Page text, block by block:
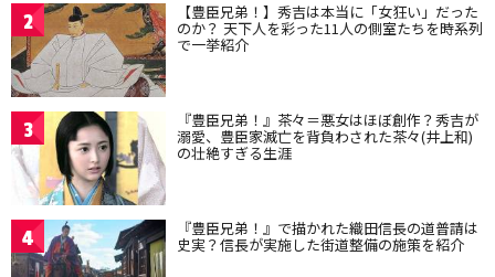
2 【豊臣兄弟！】秀吉は本当に「女狂い」だった
のか？ 天下人を彩った11人の側室たちを時系列
で一挙紹介
3 『豊臣兄弟！』茶々＝悪女はほぼ創作？秀吉が
溺愛、豊臣家滅亡を背負わされた茶々(井上和)
の壮絶すぎる生涯
4 『豊臣兄弟！』で描かれた織田信長の道普請は
史実？信長が実施した街道整備の施策を紹介